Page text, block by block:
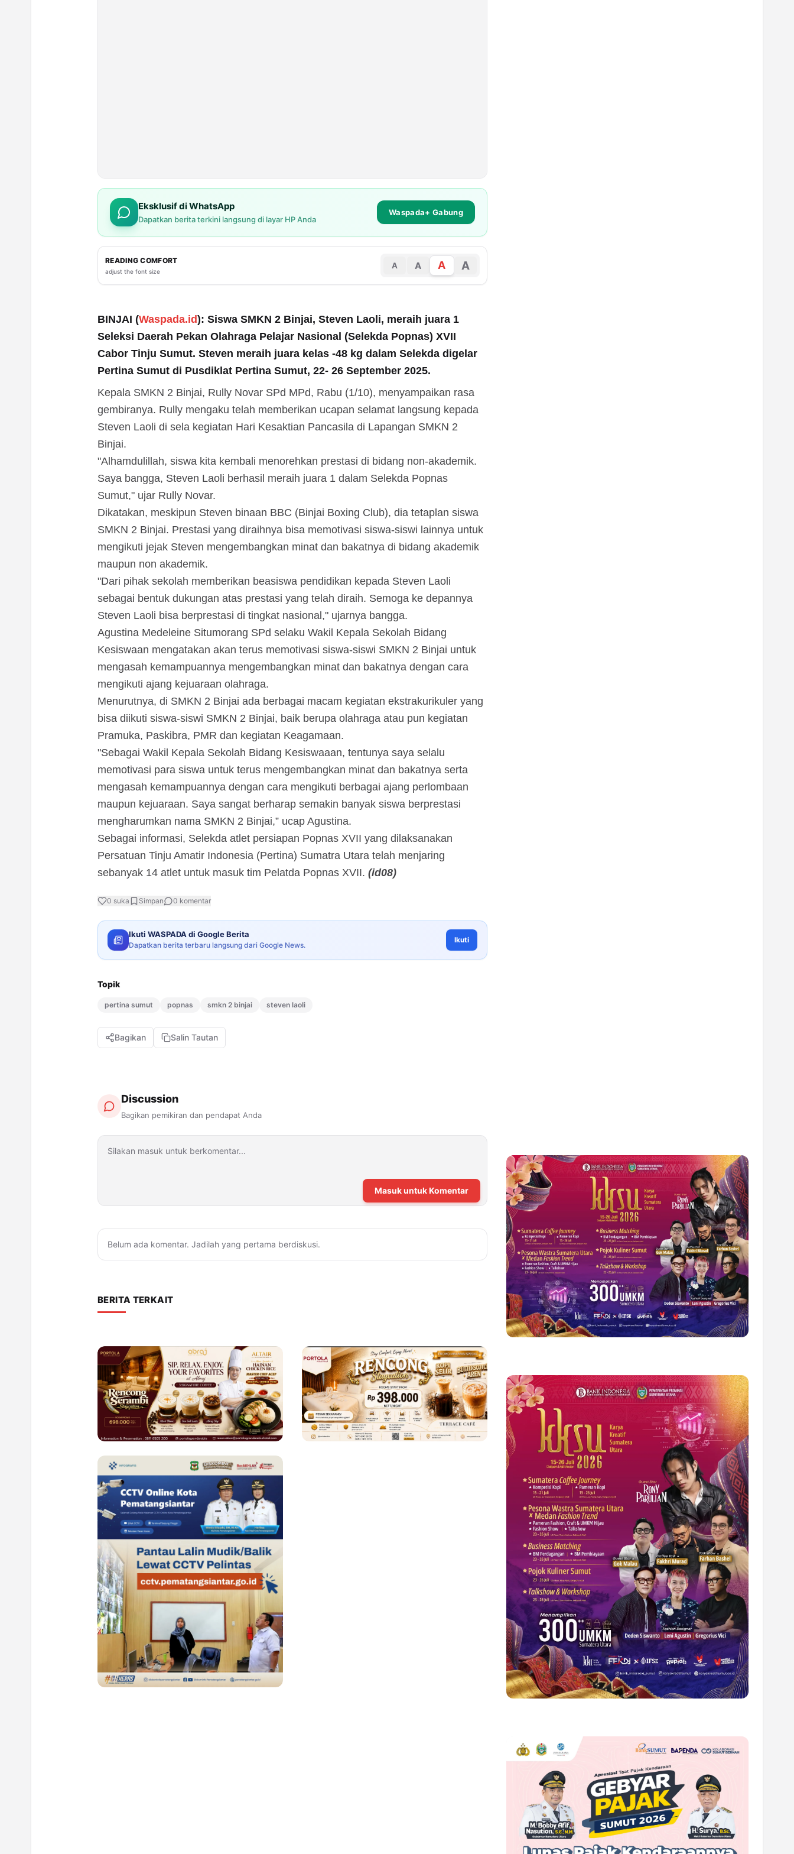
Eksklusif di WhatsApp
Dapatkan berita terkini langsung di layar HP Anda
Waspada+ Gabung
READING COMFORT
adjust the font size
A A A A
BINJAI (Waspada.id): Siswa SMKN 2 Binjai, Steven Laoli, meraih juara 1
Seleksi Daerah Pekan Olahraga Pelajar Nasional (Selekda Popnas) XVII
Cabor Tinju Sumut. Steven meraih juara kelas -48 kg dalam Selekda digelar
Pertina Sumut di Pusdiklat Pertina Sumut, 22- 26 September 2025.
Kepala SMKN 2 Binjai, Rully Novar SPd MPd, Rabu (1/10), menyampaikan rasa
gembiranya. Rully mengaku telah memberikan ucapan selamat langsung kepada
Steven Laoli di sela kegiatan Hari Kesaktian Pancasila di Lapangan SMKN 2
Binjai.
"Alhamdulillah, siswa kita kembali menorehkan prestasi di bidang non-akademik.
Saya bangga, Steven Laoli berhasil meraih juara 1 dalam Selekda Popnas
Sumut," ujar Rully Novar.
Dikatakan, meskipun Steven binaan BBC (Binjai Boxing Club), dia tetaplan siswa
SMKN 2 Binjai. Prestasi yang diraihnya bisa memotivasi siswa-siswi lainnya untuk
mengikuti jejak Steven mengembangkan minat dan bakatnya di bidang akademik
maupun non akademik.
"Dari pihak sekolah memberikan beasiswa pendidikan kepada Steven Laoli
sebagai bentuk dukungan atas prestasi yang telah diraih. Semoga ke depannya
Steven Laoli bisa berprestasi di tingkat nasional," ujarnya bangga.
Agustina Medeleine Situmorang SPd selaku Wakil Kepala Sekolah Bidang
Kesiswaan mengatakan akan terus memotivasi siswa-siswi SMKN 2 Binjai untuk
mengasah kemampuannya mengembangkan minat dan bakatnya dengan cara
mengikuti ajang kejuaraan olahraga.
Menurutnya, di SMKN 2 Binjai ada berbagai macam kegiatan ekstrakurikuler yang
bisa diikuti siswa-siswi SMKN 2 Binjai, baik berupa olahraga atau pun kegiatan
Pramuka, Paskibra, PMR dan kegiatan Keagamaan.
"Sebagai Wakil Kepala Sekolah Bidang Kesiswaaan, tentunya saya selalu
memotivasi para siswa untuk terus mengembangkan minat dan bakatnya serta
mengasah kemampuannya dengan cara mengikuti berbagai ajang perlombaan
maupun kejuaraan. Saya sangat berharap semakin banyak siswa berprestasi
mengharumkan nama SMKN 2 Binjai,” ucap Agustina.
Sebagai informasi, Selekda atlet persiapan Popnas XVII yang dilaksanakan
Persatuan Tinju Amatir Indonesia (Pertina) Sumatra Utara telah menjaring
sebanyak 14 atlet untuk masuk tim Pelatda Popnas XVII. (id08)
0 suka Simpan 0 komentar
Ikuti WASPADA di Google Berita
Dapatkan berita terbaru langsung dari Google News.
Ikuti
Topik
pertina sumut popnas smkn 2 binjai steven laoli
Bagikan Salin Tautan
Discussion
Bagikan pemikiran dan pendapat Anda
Masuk untuk Komentar
Belum ada komentar. Jadilah yang pertama berdiskusi.
BERITA TERKAIT